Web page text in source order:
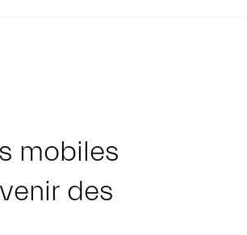
mobiles
des